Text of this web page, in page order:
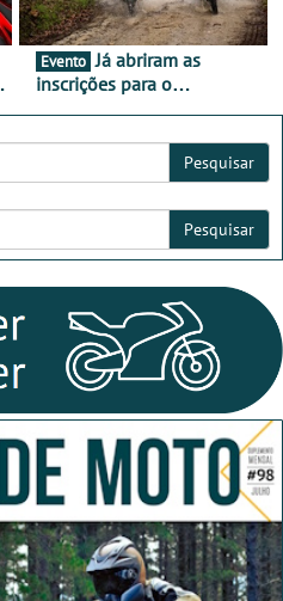
Evento Já abriram as
inscrições para o
Pesquisar
Pesquisar